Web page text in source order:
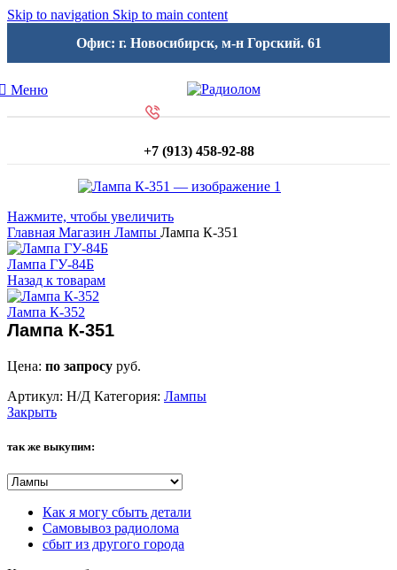
Skip to navigation Skip to main content
Офис: г. Новосибирск, м-н Горский. 61
Меню
+7 (913) 458-92-88
Нажмите, чтобы увеличить
Главная Магазин Лампы Лампа К-351
Лампа ГУ-84Б
Назад к товарам
Лампа К-352
Лампа К-351
Цена: по запросу руб.
Артикул: Н/Д Категория: Лампы
Закрыть
так же выкупим:
Как я могу сбыть детали
Самовывоз радиолома
сбыт из другого города